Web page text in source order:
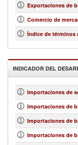
Exportaciones de
Comercio de
Índice de términos
INDICADOR DEL
Importaciones de
Importaciones de
Importaciones de
Importaciones de